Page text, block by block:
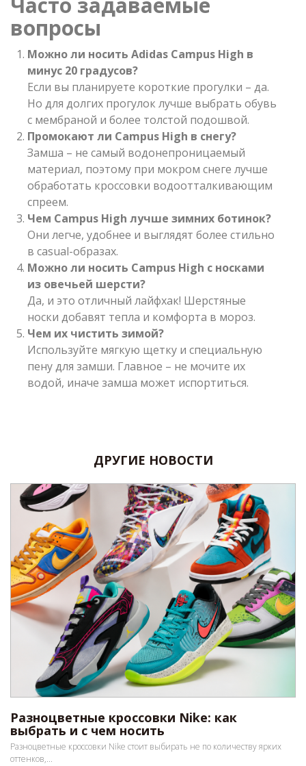
вопросы
Можно ли носить Adidas Campus High в
минус 20 градусов?
Если вы планируете короткие прогулки – да.
Но для долгих прогулок лучше выбрать обувь
с мембраной и более толстой подошвой.
Промокают ли Campus High в снегу?
Замша – не самый водонепроницаемый
материал, поэтому при мокром снеге лучше
обработать кроссовки водоотталкивающим
спреем.
Чем Campus High лучше зимних ботинок?
Они легче, удобнее и выглядят более стильно
в casual-образах.
Можно ли носить Campus High с носками
из овечьей шерсти?
Да, и это отличный лайфхак! Шерстяные
носки добавят тепла и комфорта в мороз.
Чем их чистить зимой?
Используйте мягкую щетку и специальную
пену для замши. Главное – не мочите их
водой, иначе замша может испортиться.
ДРУГИЕ НОВОСТИ
Разноцветные кроссовки Nike: как
выбрать и с чем носить
Разноцветные кроссовки Nike стоит выбирать не по количеству ярких
оттенков,...